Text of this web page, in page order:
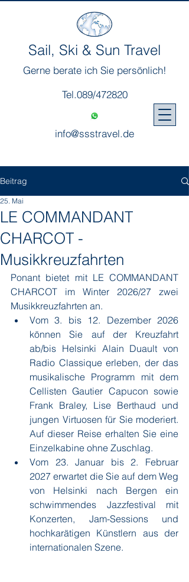
Sail, Ski & Sun Travel
Gerne berate ich Sie persönlich!
Tel.089/472820
info@ssstravel.de
Beitrag
LE COMMANDANT
CHARCOT -
Musikkreuzfahrten
25. Mai
Ponant bietet mit LE COMMANDANT
CHARCOT im Winter 2026/27 zwei
Musikkreuzfahrten an.
Vom 3. bis 12. Dezember 2026
können Sie auf der Kreuzfahrt
ab/bis Helsinki Alain Duault von
Radio Classique erleben, der das
musikalische Programm mit dem
Cellisten Gautier Capucon sowie
Frank Braley, Lise Berthaud und
jungen Virtuosen für Sie moderiert.
Auf dieser Reise erhalten Sie eine
Einzelkabine ohne Zuschlag.
Vom 23. Januar bis 2. Februar
2027 erwartet die Sie auf dem Weg
von Helsinki nach Bergen ein
schwimmendes Jazzfestival mit
Konzerten, Jam-Sessions und
hochkarätigen Künstlern aus der
internationalen Szene.